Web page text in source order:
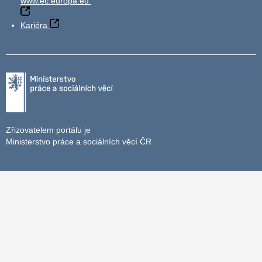
Kariéra
Zřizovatelem portálu je
Ministerstvo práce a sociálních věcí ČR